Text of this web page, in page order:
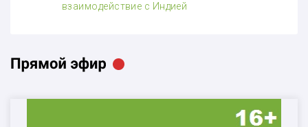
взаимодействие с Индией